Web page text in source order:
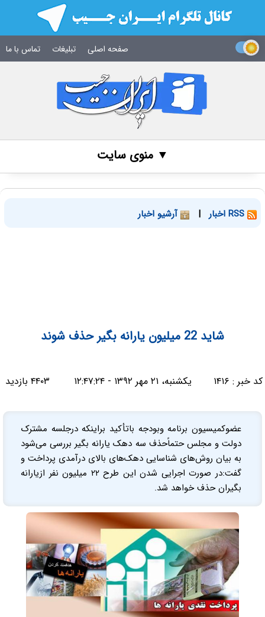
صفحه اصلی تبلیغات تماس با ما
▼ منوی سایت
| آرشیو اخبار
شاید 22 میلیون یارانه بگیر حذف شوند
کد خبر : ۱۴۱۶ یکشنبه، ۲۱ مهر ۱۳۹۲ - ۱۲:۴۷:۲۴ ۴۴۰۳ بازدید
عضوکمیسیون برنامه وبودجه باتأکید براینکه درجلسه مشترک
دولت و مجلس حتماًحذف سه دهک یارانه بگیر بررسی می‌شود
به بیان روش‌های شناسایی دهک‌های بالای درآمدی پرداخت و
گفت:در صورت اجرایی شدن این طرح ۲۲ میلیون نفر ازیارانه
بگیران حذف خواهد شد.